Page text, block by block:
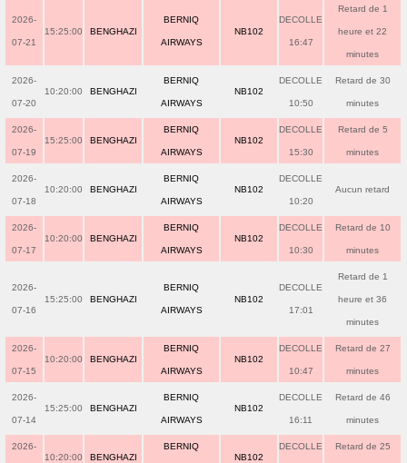
2026-
07-21
15:25:00 BENGHAZI
BERNIQ
AIRWAYS
NB102
DECOLLE
16:47
Retard de 1
heure et 22
minutes
2026-
07-20
10:20:00 BENGHAZI
BERNIQ
AIRWAYS
NB102
DECOLLE
10:50
Retard de 30
minutes
2026-
07-19
15:25:00 BENGHAZI
BERNIQ
AIRWAYS
NB102
DECOLLE
15:30
Retard de 5
minutes
2026-
07-18
10:20:00 BENGHAZI
BERNIQ
AIRWAYS
NB102
DECOLLE
10:20
Aucun retard
2026-
07-17
10:20:00 BENGHAZI
BERNIQ
AIRWAYS
NB102
DECOLLE
10:30
Retard de 10
minutes
2026-
07-16
15:25:00 BENGHAZI
BERNIQ
AIRWAYS
NB102
DECOLLE
17:01
Retard de 1
heure et 36
minutes
2026-
07-15
10:20:00 BENGHAZI
BERNIQ
AIRWAYS
NB102
DECOLLE
10:47
Retard de 27
minutes
2026-
07-14
15:25:00 BENGHAZI
BERNIQ
AIRWAYS
NB102
DECOLLE
16:11
Retard de 46
minutes
2026-
10:20:00 BENGHAZI
BERNIQ
NB102
DECOLLE Retard de 25